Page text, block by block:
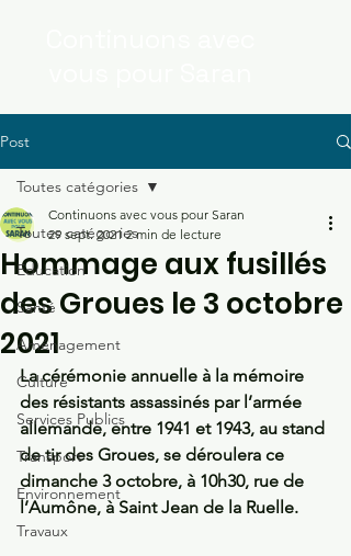
Post
Toutes catégories
Education
Santé
Aménagement
Culture
Services Publics
Transport
Environnement
Travaux
Toutes catégories
Hommage aux fusillés
des Groues le 3 octobre
2021
Continuons avec vous pour Saran
29 sept. 2021 2 min de lecture
La cérémonie annuelle à la mémoire
des résistants assassinés par l’armée
allemande, entre 1941 et 1943, au stand
de tir des Groues, se déroulera ce
dimanche 3 octobre, à 10h30, rue de
l’Aumône, à Saint Jean de la Ruelle.